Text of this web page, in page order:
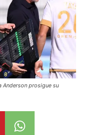
Anderson prosigue su